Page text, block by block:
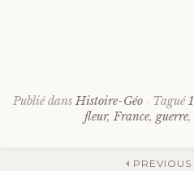
Publié dansHistoire-Géo Tagué
fleur,France, guerre,